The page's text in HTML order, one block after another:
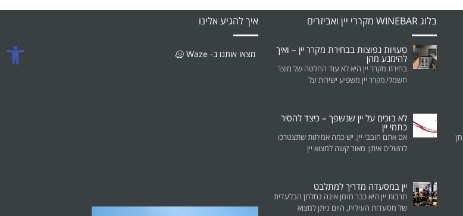
בלוג WINEBAR מקררי יין ואביזרים
טעויות נפוצות בבחירת מקרר יין – ואיך
להימנע מהן
בחירת מקרר יין היא לא עוד החלטה של מוצר
חשמלי.מקרר יין משפיע ישירות על
לא בוכים על יין שנשפך – כיצד להסיר
כתמי יין
אם אתם חובבי יין, יש כמה אמיתות שתצטרכו
להשלים איתן: מאוד קשה למצוא יין
יין במסעדה מדריך למתלבט
תרבות יין היא כבר מזמן אינה נחלתן הבלעדית
של מסעדות העילית, היום ניתן למצוא
איך להגיע אלינו
מצאו אותנו ב- Waze פתח